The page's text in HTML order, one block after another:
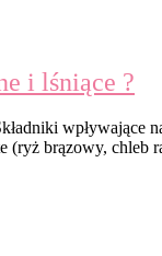
i lśniące ?
brązowy, chleb